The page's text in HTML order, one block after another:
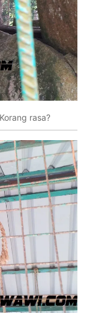
rasa?